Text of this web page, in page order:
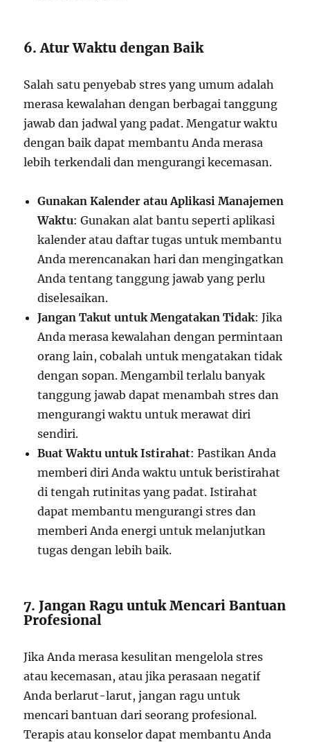
6. Atur Waktu dengan Baik
Salah satu penyebab stres yang umum adalah
merasa kewalahan dengan berbagai tanggung
jawab dan jadwal yang padat. Mengatur waktu
dengan baik dapat membantu Anda merasa
lebih terkendali dan mengurangi kecemasan.
Gunakan Kalender atau Aplikasi Manajemen
Waktu: Gunakan alat bantu seperti aplikasi
kalender atau daftar tugas untuk membantu
Anda merencanakan hari dan mengingatkan
Anda tentang tanggung jawab yang perlu
diselesaikan.
Jangan Takut untuk Mengatakan Tidak: Jika
Anda merasa kewalahan dengan permintaan
orang lain, cobalah untuk mengatakan tidak
dengan sopan. Mengambil terlalu banyak
tanggung jawab dapat menambah stres dan
mengurangi waktu untuk merawat diri
sendiri.
Buat Waktu untuk Istirahat: Pastikan Anda
memberi diri Anda waktu untuk beristirahat
di tengah rutinitas yang padat. Istirahat
dapat membantu mengurangi stres dan
memberi Anda energi untuk melanjutkan
tugas dengan lebih baik.
7. Jangan Ragu untuk Mencari Bantuan
Profesional
Jika Anda merasa kesulitan mengelola stres
atau kecemasan, atau jika perasaan negatif
Anda berlarut-larut, jangan ragu untuk
mencari bantuan dari seorang profesional.
Terapis atau konselor dapat membantu Anda